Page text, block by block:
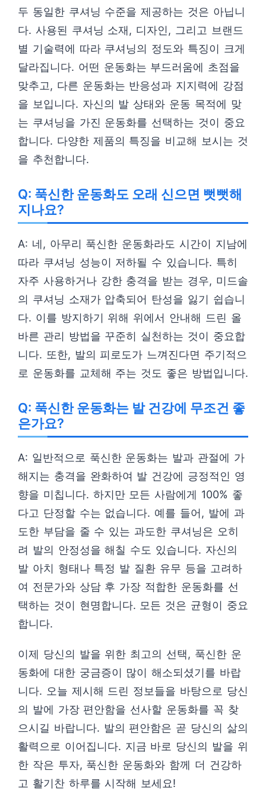
두 동일한 쿠셔닝 수준을 제공하는 것은 아닙니
다. 사용된 쿠셔닝 소재, 디자인, 그리고 브랜드
별 기술력에 따라 쿠셔닝의 정도와 특징이 크게
달라집니다. 어떤 운동화는 부드러움에 초점을
맞추고, 다른 운동화는 반응성과 지지력에 강점
을 보입니다. 자신의 발 상태와 운동 목적에 맞
는 쿠셔닝을 가진 운동화를 선택하는 것이 중요
합니다. 다양한 제품의 특징을 비교해 보시는 것
을 추천합니다.
Q: 푹신한 운동화도 오래 신으면 뻣뻣해
지나요?
A: 네, 아무리 푹신한 운동화라도 시간이 지남에
따라 쿠셔닝 성능이 저하될 수 있습니다. 특히
자주 사용하거나 강한 충격을 받는 경우, 미드솔
의 쿠셔닝 소재가 압축되어 탄성을 잃기 쉽습니
다. 이를 방지하기 위해 위에서 안내해 드린 올
바른 관리 방법을 꾸준히 실천하는 것이 중요합
니다. 또한, 발의 피로도가 느껴진다면 주기적으
로 운동화를 교체해 주는 것도 좋은 방법입니다.
Q: 푹신한 운동화는 발 건강에 무조건 좋
은가요?
A: 일반적으로 푹신한 운동화는 발과 관절에 가
해지는 충격을 완화하여 발 건강에 긍정적인 영
향을 미칩니다. 하지만 모든 사람에게 100% 좋
다고 단정할 수는 없습니다. 예를 들어, 발에 과
도한 부담을 줄 수 있는 과도한 쿠셔닝은 오히
려 발의 안정성을 해칠 수도 있습니다. 자신의
발 아치 형태나 특정 발 질환 유무 등을 고려하
여 전문가와 상담 후 가장 적합한 운동화를 선
택하는 것이 현명합니다. 모든 것은 균형이 중요
합니다.
이제 당신의 발을 위한 최고의 선택, 푹신한 운
동화에 대한 궁금증이 많이 해소되셨기를 바랍
니다. 오늘 제시해 드린 정보들을 바탕으로 당신
의 발에 가장 편안함을 선사할 운동화를 꼭 찾
으시길 바랍니다. 발의 편안함은 곧 당신의 삶의
활력으로 이어집니다. 지금 바로 당신의 발을 위
한 작은 투자, 푹신한 운동화와 함께 더 건강하
고 활기찬 하루를 시작해 보세요!